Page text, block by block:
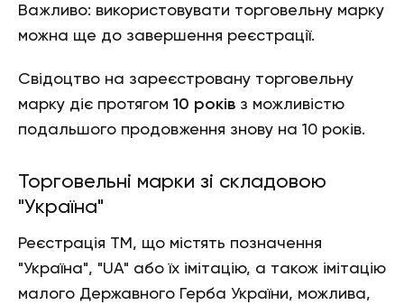
Важливо: використовувати торговельну марку
можна ще до завершення реєстрації.
Свідоцтво на зареєстровану торговельну
марку діє протягом 10 років з можливістю
подальшого продовження знову на 10 років.
Торговельні марки зі складовою
"Україна"
Реєстрація ТМ, що містять позначення
"Україна", "UA" або їх імітацію, а також імітацію
малого Державного Герба України, можлива,